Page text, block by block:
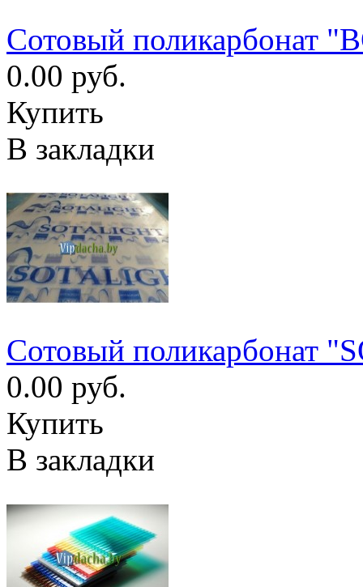
Сотовый поликарбонат
0.00 руб.
Купить
В закладки
Сотовый поликарбонат
0.00 руб.
Купить
В закладки